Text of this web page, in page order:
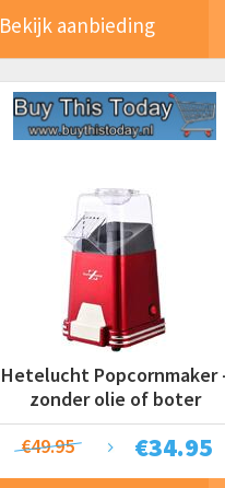
Bekijk aanbieding
Hetelucht Popcornmaker
zonder olie of boter
€34.95
€49.95